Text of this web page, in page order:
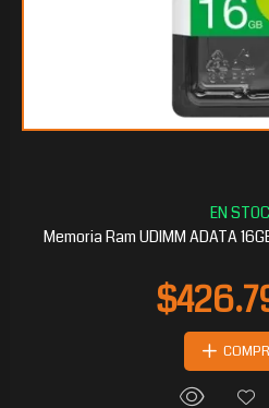
Memoria Ram UDIMM ADATA